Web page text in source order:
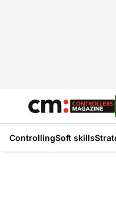
ControllingSoft skills